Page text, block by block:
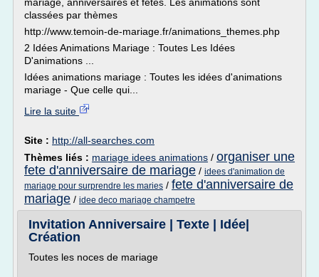
classées par thèmes
http://www.temoin-de-mariage.fr/animations_themes.php
2 Idées Animations Mariage : Toutes Les Idées
D'animations ...
Idées animations mariage : Toutes les idées d'animations
mariage - Que celle qui...
Lire la suite
Site : http://all-searches.com
Thèmes liés : mariage idees animations / organiser une
fete d'anniversaire de mariage / idees d'animation de
mariage pour surprendre les maries / fete d'anniversaire de
mariage / idee deco mariage champetre
Invitation Anniversaire | Texte | Idée|
Création
Toutes les noces de mariage